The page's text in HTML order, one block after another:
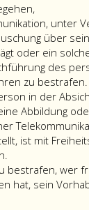
Wer
einer
Person
in
der
Absicht,
an
ihr
eine
Handlung
nach
unter
über
oder ein
des
zu bestrafen.
in der
Abbildung
ist mit
zu
einer
bestrafen, wer
hat, sein